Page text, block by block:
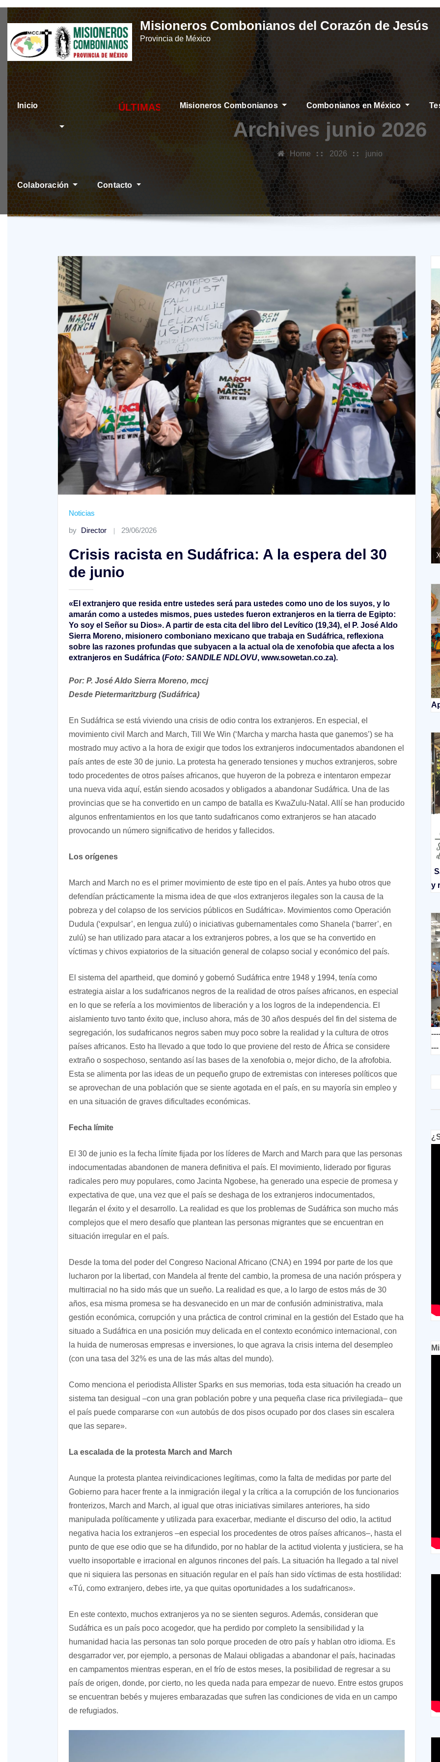
Skip
content
Misioneros Combonianos del Corazón de Jesús
Provincia de México
Inicio ÚLTIMAS NOTICIAS Misioneros Combonianos Combonianos en México
Colaboración Contacto
Archives junio 2026
Home 2026 junio
Noticias
by Director 29/06/2026
Crisis racista en Sudáfrica: A la espera del 30
de junio
«El extranjero que resida entre ustedes será para ustedes como uno de los suyos, y lo
amarán como a ustedes mismos, pues ustedes fueron extranjeros en la tierra de Egipto:
Yo soy el Señor su Dios». A partir de esta cita del libro del Levítico (19,34), el P. José Aldo
Sierra Moreno, misionero comboniano mexicano que trabaja en Sudáfrica, reflexiona
sobre las razones profundas que subyacen a la actual ola de xenofobia que afecta a los
extranjeros en Sudáfrica (Foto: SANDILE NDLOVU, www.sowetan.co.za).
Por: P. José Aldo Sierra Moreno, mccj
Desde Pietermaritzburg (Sudáfrica)
En Sudáfrica se está viviendo una crisis de odio contra los extranjeros. En especial, el
movimiento civil March and March, Till We Win (‘Marcha y marcha hasta que ganemos’) se ha
mostrado muy activo a la hora de exigir que todos los extranjeros indocumentados abandonen el
país antes de este 30 de junio. La protesta ha generado tensiones y muchos extranjeros, sobre
todo procedentes de otros países africanos, que huyeron de la pobreza e intentaron empezar
una nueva vida aquí, están siendo acosados y obligados a abandonar Sudáfrica. Una de las
provincias que se ha convertido en un campo de batalla es KwaZulu-Natal. Allí se han producido
algunos enfrentamientos en los que tanto sudafricanos como extranjeros se han atacado
provocando un número significativo de heridos y fallecidos.
Los orígenes
March and March no es el primer movimiento de este tipo en el país. Antes ya hubo otros que
defendían prácticamente la misma idea de que «los extranjeros ilegales son la causa de la
pobreza y del colapso de los servicios públicos en Sudáfrica». Movimientos como Operación
Dudula (‘expulsar’, en lengua zulú) o iniciativas gubernamentales como Shanela (‘barrer’, en
zulú) se han utilizado para atacar a los extranjeros pobres, a los que se ha convertido en
víctimas y chivos expiatorios de la situación general de colapso social y económico del país.
El sistema del apartheid, que dominó y gobernó Sudáfrica entre 1948 y 1994, tenía como
estrategia aislar a los sudafricanos negros de la realidad de otros países africanos, en especial
en lo que se refería a los movimientos de liberación y a los logros de la independencia. El
aislamiento tuvo tanto éxito que, incluso ahora, más de 30 años después del fin del sistema de
segregación, los sudafricanos negros saben muy poco sobre la realidad y la cultura de otros
países africanos. Esto ha llevado a que todo lo que proviene del resto de África se considere
extraño o sospechoso, sentando así las bases de la xenofobia o, mejor dicho, de la afrofobia.
Esta se alimenta por las ideas de un pequeño grupo de extremistas con intereses políticos que
se aprovechan de una población que se siente agotada en el país, en su mayoría sin empleo y
en una situación de graves dificultades económicas.
Fecha límite
El 30 de junio es la fecha límite fijada por los líderes de March and March para que las personas
indocumentadas abandonen de manera definitiva el país. El movimiento, liderado por figuras
radicales pero muy populares, como Jacinta Ngobese, ha generado una especie de promesa y
expectativa de que, una vez que el país se deshaga de los extranjeros indocumentados,
llegarán el éxito y el desarrollo. La realidad es que los problemas de Sudáfrica son mucho más
complejos que el mero desafío que plantean las personas migrantes que se encuentran en
situación irregular en el país.
Desde la toma del poder del Congreso Nacional Africano (CNA) en 1994 por parte de los que
lucharon por la libertad, con Mandela al frente del cambio, la promesa de una nación próspera y
multirracial no ha sido más que un sueño. La realidad es que, a lo largo de estos más de 30
años, esa misma promesa se ha desvanecido en un mar de confusión administrativa, mala
gestión económica, corrupción y una práctica de control criminal en la gestión del Estado que ha
situado a Sudáfrica en una posición muy delicada en el contexto económico internacional, con
la huida de numerosas empresas e inversiones, lo que agrava la crisis interna del desempleo
(con una tasa del 32% es una de las más altas del mundo).
Como menciona el periodista Allister Sparks en sus memorias, toda esta situación ha creado un
sistema tan desigual –con una gran población pobre y una pequeña clase rica privilegiada– que
el país puede compararse con «un autobús de dos pisos ocupado por dos clases sin escalera
que las separe».
La escalada de la protesta March and March
Aunque la protesta plantea reivindicaciones legítimas, como la falta de medidas por parte del
Gobierno para hacer frente a la inmigración ilegal y la crítica a la corrupción de los funcionarios
fronterizos, March and March, al igual que otras iniciativas similares anteriores, ha sido
manipulada políticamente y utilizada para exacerbar, mediante el discurso del odio, la actitud
negativa hacia los extranjeros –en especial los procedentes de otros países africanos–, hasta el
punto de que ese odio que se ha difundido, por no hablar de la actitud violenta y justiciera, se ha
vuelto insoportable e irracional en algunos rincones del país. La situación ha llegado a tal nivel
que ni siquiera las personas en situación regular en el país han sido víctimas de esta hostilidad:
«Tú, como extranjero, debes irte, ya que quitas oportunidades a los sudafricanos».
En este contexto, muchos extranjeros ya no se sienten seguros. Además, consideran que
Sudáfrica es un país poco acogedor, que ha perdido por completo la sensibilidad y la
humanidad hacia las personas tan solo porque proceden de otro país y hablan otro idioma. Es
desgarrador ver, por ejemplo, a personas de Malaui obligadas a abandonar el país, hacinadas
en campamentos mientras esperan, en el frío de estos meses, la posibilidad de regresar a su
país de origen, donde, por cierto, no les queda nada para empezar de nuevo. Entre estos grupos
se encuentran bebés y mujeres embarazadas que sufren las condiciones de vida en un campo
de refugiados.
XIX Domingo ordinario. Año A
XVIII Domingo ordinario. Año A
y
---